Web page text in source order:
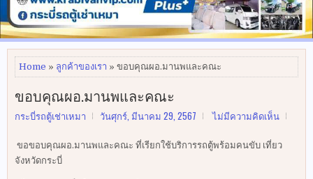
Home » ลูกค้าของเรา » ขอบคุณผอ.มานพและคณะ
ขอบคุณผอ.มานพและคณะ
กระบี่รถตู้เช่าเหมา วันศุกร์, มีนาคม 29, 2567 ไม่มีความคิดเห็น
ขอขอบคุณผอ.มานพและคณะ ที่เรียกใช้บริการรถตู้พร้อมคนขับ เที่ยว
จังหวัดกระบี่